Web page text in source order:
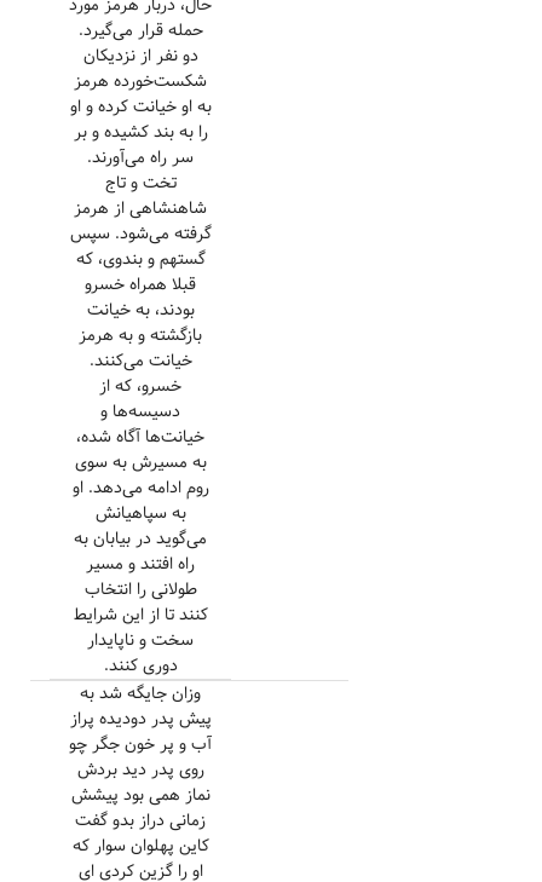
حمله قرار می‌گیرد.
دو نفر از نزدیکان
شکست‌خورده هرمز
به او خیانت کرده و او
را به بند کشیده و بر
سر راه می‌آورند.
تخت و تاج
شاهنشاهی از هرمز
گرفته می‌شود. سپس
گستهم و بندوی، که
قبلا همراه خسرو
بودند، به خیانت
بازگشته و به هرمز
خیانت می‌کنند.
خسرو، که از
دسیسه‌ها و
خیانت‌ها آگاه شده،
به مسیرش به سوی
روم ادامه می‌دهد. او
به سپاهیانش
می‌گوید در بیابان به
راه افتند و مسیر
طولانی را انتخاب
کنند تا از این شرایط
سخت و ناپایدار
دوری کنند.
وزان جایگه شد به
پیش پدر دودیده پراز
آب و پر خون جگر چو
روی پدر دید بردش
نماز همی بود پیشش
زمانی دراز بدو گفت
کاین پهلوان سوار که
او را گزین کردی ای